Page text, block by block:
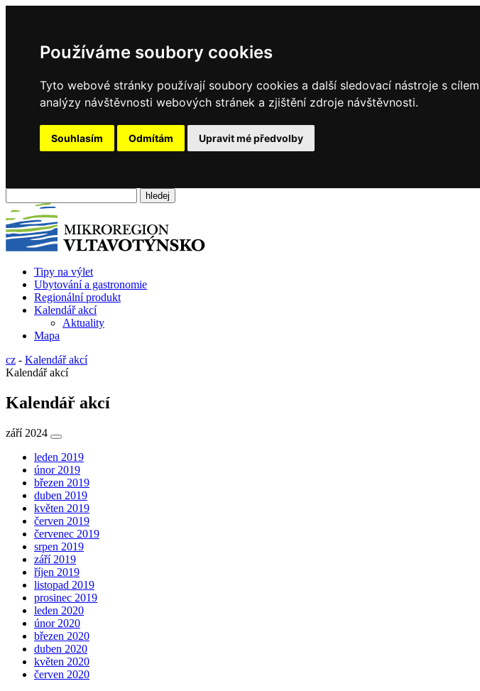
Používáme soubory cookies
Tyto webové stránky používají soubory cookies a další sledovací nástroje s
analýzy návštěvnosti webových stránek a zjištění zdroje návštěvnosti.
Souhlasím Odmítám Upravit mé předvolby
Tipy na výlet
Ubytování a gastronomie
Regionální produkt
Kalendář akcí
Aktuality
Mapa
cz - Kalendář akcí
Kalendář akcí
Kalendář akcí
září 2024
leden 2019
únor 2019
březen 2019
duben 2019
květen 2019
červen 2019
červenec 2019
srpen 2019
září 2019
říjen 2019
listopad 2019
prosinec 2019
leden 2020
únor 2020
březen 2020
duben 2020
květen 2020
červen 2020